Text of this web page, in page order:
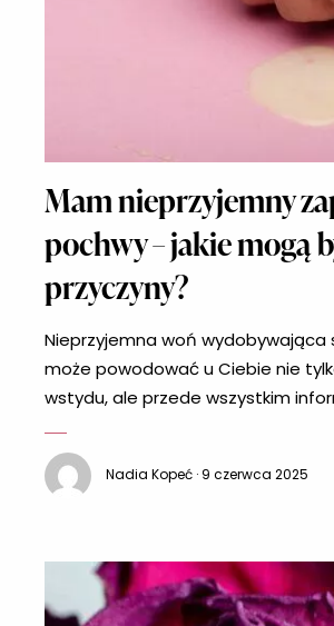
Mam nieprzyjemny
pochwy – jakie mogą
przyczyny?
Nieprzyjemna woń wydobywająca
może powodować u Ciebie nie
wstydu, ale przede wszystkim
chorobie. Zapach może
bądź piwo – wszystko zależy od
przyczyną dolegliwości intymnych.
nieprzyjemnego zapachu z pochwy?
Nadia Kopeć · 9 czerwca 2025